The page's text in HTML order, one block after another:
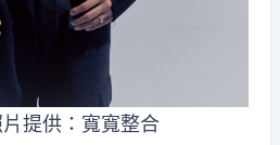
提供：寬寬整合